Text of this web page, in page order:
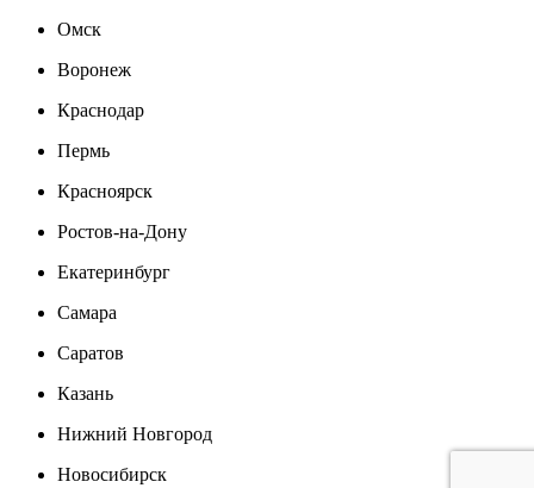
Омск
Воронеж
Краснодар
Пермь
Красноярск
Ростов-на-Дону
Екатеринбург
Самара
Саратов
Казань
Нижний Новгород
Новосибирск